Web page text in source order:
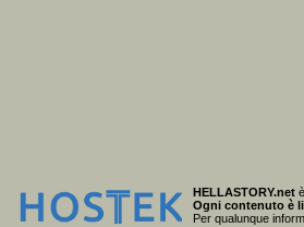
HELLASTORY.netè
Ogni contenuto è
Per qualunque